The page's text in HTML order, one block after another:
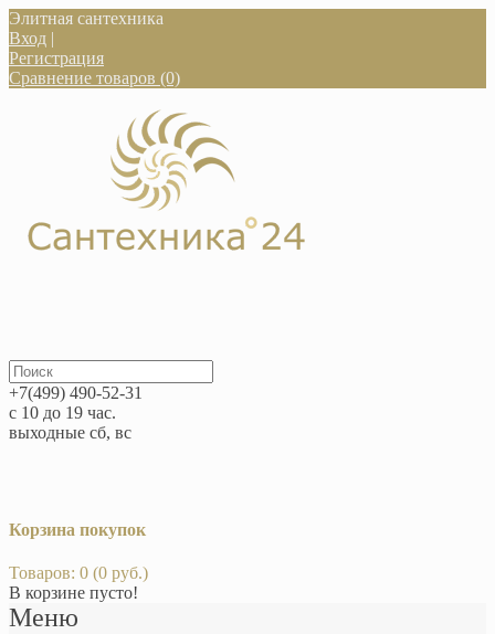
Элитная сантехника
Вход |
Регистрация
Сравнение товаров (0)
+7(499) 490-52-31
с 10 до 19 час.
выходные сб, вс
Корзина покупок
Товаров: 0 (0 руб.)
В корзине пусто!
Меню